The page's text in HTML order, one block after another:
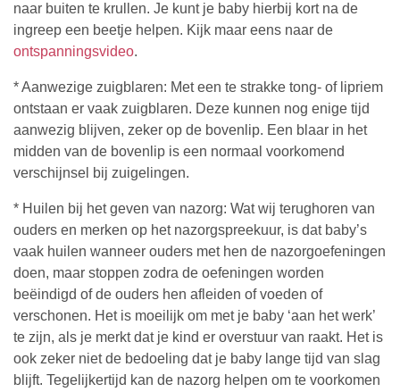
naar buiten te krullen. Je kunt je baby hierbij kort na de
ingreep een beetje helpen. Kijk maar eens naar de
ontspanningsvideo.
* Aanwezige zuigblaren: Met een te strakke tong- of lipriem
ontstaan er vaak zuigblaren. Deze kunnen nog enige tijd
aanwezig blijven, zeker op de bovenlip. Een blaar in het
midden van de bovenlip is een normaal voorkomend
verschijnsel bij zuigelingen.
* Huilen bij het geven van nazorg: Wat wij terughoren van
ouders en merken op het nazorgspreekuur, is dat baby’s
vaak huilen wanneer ouders met hen de nazorgoefeningen
doen, maar stoppen zodra de oefeningen worden
beëindigd of de ouders hen afleiden of voeden of
verschonen. Het is moeilijk om met je baby ‘aan het werk’
te zijn, als je merkt dat je kind er overstuur van raakt. Het is
ook zeker niet de bedoeling dat je baby lange tijd van slag
blijft. Tegelijkertijd kan de nazorg helpen om te voorkomen